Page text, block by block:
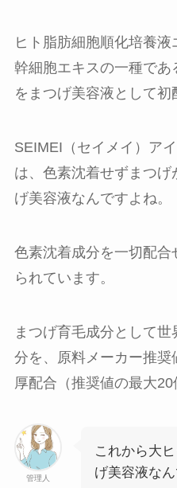
ヒト脂肪細胞順化培養
幹細胞エキスの一種であ
をまつげ美容液として初
SEIMEI（セイメイ）ア
は、色素沈着せずまつ
げ美容液なんですよね。
色素沈着成分を一切配
られています。
まつげ育毛成分として
分を、原料メーカー推
厚配合（推奨値の最大20
管理人
これから大
げ美容液なん